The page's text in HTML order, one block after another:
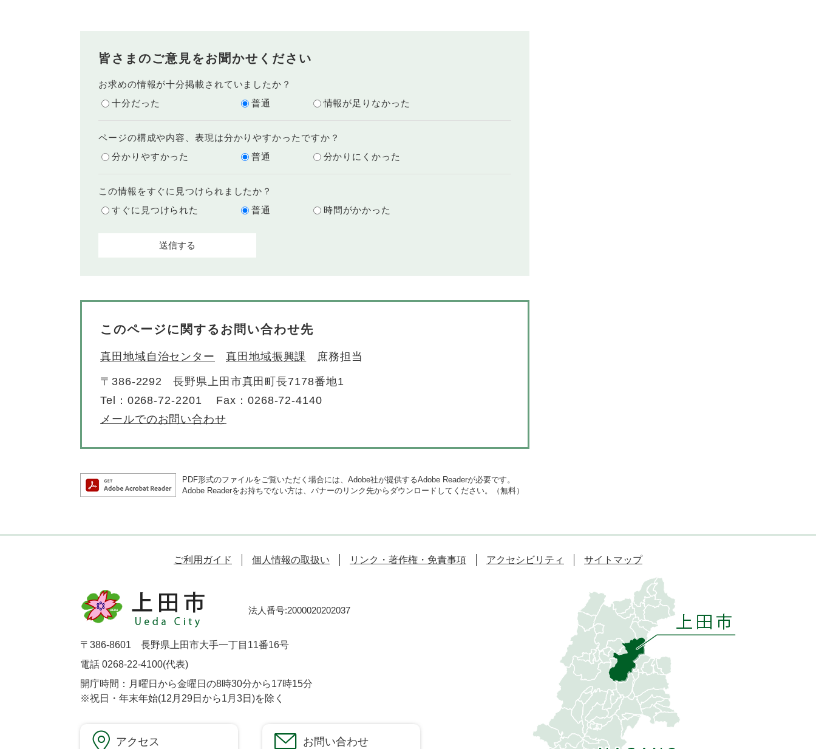
皆さまのご意見をお聞かせください
お求めの情報が十分掲載されていましたか？
十分だった
普通 情報が足りなかった
ページの構成や内容、表現は分かりやすかったですか？
分かりやすかった
普通 分かりにくかった
この情報をすぐに見つけられましたか？
すぐに見つけられた
普通 時間がかかった
このページに関するお問い合わせ先
真田地域自治センター 真田地域振興課 庶務担当
〒386-2292
長野県上田市真田町長7178番地1
Tel：0268-72-2201
Fax：0268-72-4140
メールでのお問い合わせ
PDF形式のファイルをご覧いただく場合には、Adobe社が提供するAdobe Readerが必要です。
Adobe Readerをお持ちでない方は、バナーのリンク先からダウンロードしてください。（無料）
ご利用ガイド 個人情報の取扱い リンク・著作権・免責事項 アクセシビリティ サイトマップ
法人番号:2000020202037
〒386-8601 長野県上田市大手一丁目11番16号
電話 0268-22-4100(代表)
開庁時間：月曜日から金曜日の8時30分から17時15分
※祝日・年末年始(12月29日から1月3日)を除く
アクセス お問い合わせ